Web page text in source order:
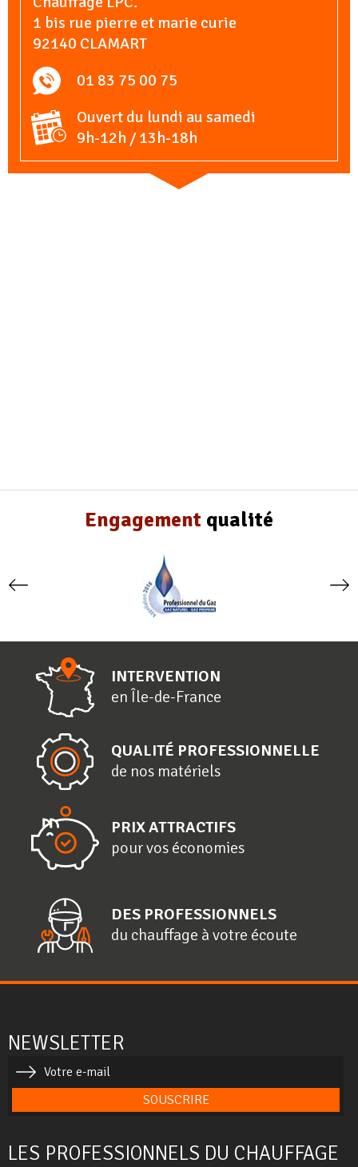
1 bis rue pierre et marie curie
92140 CLAMART
01 83 75 00 75
Ouvert du lundi au samedi
9h-12h / 13h-18h
Engagement qualité
INTERVENTION
en Île-de-France
QUALITÉ PROFESSIONNELLE
de nos matériels
PRIX ATTRACTIFS
pour vos économies
DES PROFESSIONNELS
du chauffage à votre écoute
NEWSLETTER
SOUSCRIRE
LES PROFESSIONNELS DU CHAUFFAGE